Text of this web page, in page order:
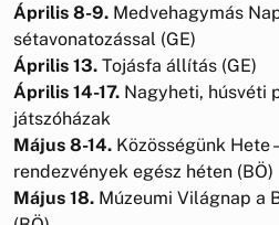
Április 8-9. Medvehagymás
sétavonatozással (GE)
Április 13. Tojásfa állítás (GE)
Április 14-17. Nagyheti, húsvéti
játszóházak
Május 8-14. Közösségünk Hete
rendezvények egész héten (BÖ)
Május 18. Múzeumi Világnap a